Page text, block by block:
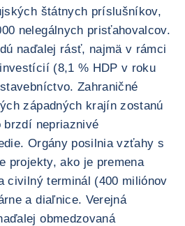
štátnych príslušníkov,
nelegálnych prisťahovalcov.
naďalej rásť, najmä v rámci
(8,1 % HDP v roku
Zahraničné
západných krajín zostanú
brzdí nepriaznivé
Orgány posilnia vzťahy s
projekty, ako je premena
civilný terminál (400 miliónov
a diaľnice. Verejná
obmedzovaná